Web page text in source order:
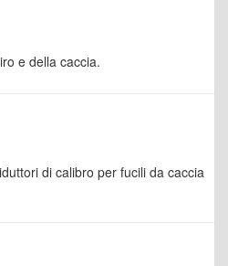
e della caccia.
di calibro per fucili da caccia